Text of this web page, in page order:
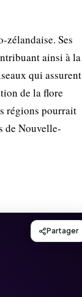
zélandaise. Ses
ainsi à la
qui assurent
de la flore
régions pourrait
de Nouvelle-